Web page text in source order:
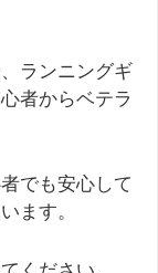
ランニングギ
者からベテラ
でも安心して
ます。